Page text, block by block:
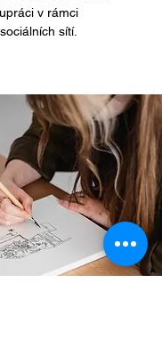
v rámci
sítí.